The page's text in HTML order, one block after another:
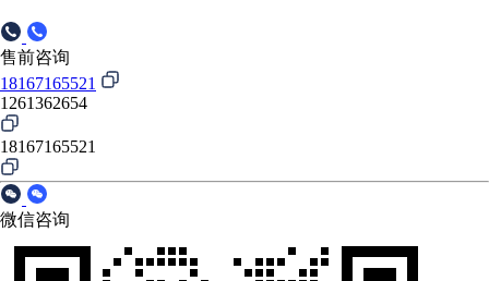
售前咨询
18167165521
1261362654
18167165521
微信咨询